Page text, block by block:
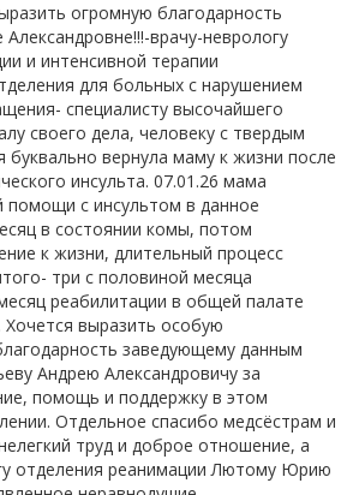
огромную благодарность
врачу-неврологу
и интенсивной терапии
для больных с нарушением
специалисту высочайшего
своего дела, человеку с твердым
буквально вернула маму к жизни после
инсульта. 07.01.26 мама
помощи с инсультом в данное
в состоянии комы, потом
к жизни, длительный процесс
три с половиной месяца
реабилитации в общей палате
выразить особую
заведующему данным
Андрею Александровичу за
помощь и поддержку в этом
Отдельное спасибо медсёстрам и
труд и доброе отношение, а
отделения реанимации Лютому Юрию